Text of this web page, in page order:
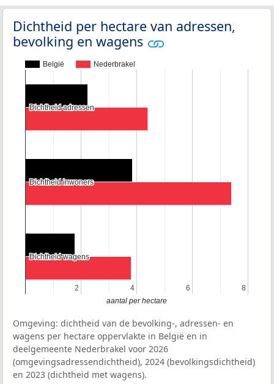
Dichtheid per hectare van adressen,
bevolking en wagens
België Nederbrakel
2
2 4
4 6
6 8
8
Dichtheid adressen
Dichtheid adressen
Dichtheid inwoners
Dichtheid inwoners
Dichtheid wagens
Dichtheid wagens
aantal per hectare
Omgeving: dichtheid van de bevolking-, adressen- en
wagens per hectare oppervlakte in België en in
deelgemeente Nederbrakel voor 2026
(omgevingsadressendichtheid), 2024 (bevolkingsdichtheid)
en 2023 (dichtheid met wagens).